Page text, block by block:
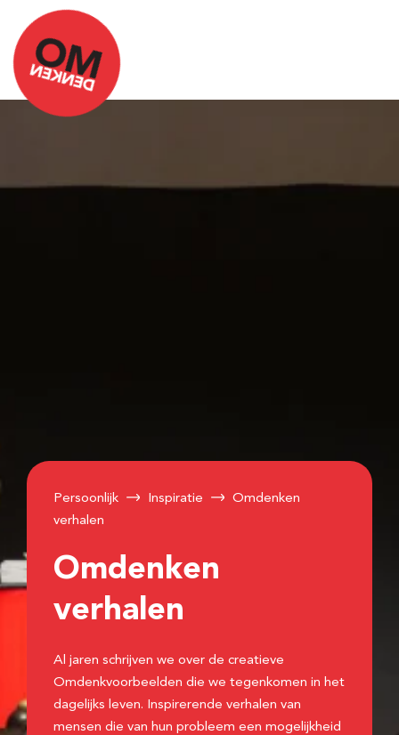
Persoonlijk Inspiratie
Omdenken
verhalen
Omdenken
verhalen
Al jaren schrijven we over de creatieve
Omdenkvoorbeelden die we tegenkomen in het
dagelijks leven. Inspirerende verhalen van
mensen die van hun probleem een mogelijkheid